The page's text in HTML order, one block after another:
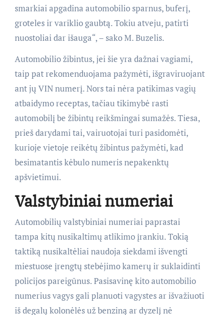
smarkiai apgadina automobilio sparnus, buferį,
groteles ir variklio gaubtą. Tokiu atveju, patirti
nuostoliai dar išauga“, – sako M. Buzelis.
Automobilio žibintus, jei šie yra dažnai vagiami,
taip pat rekomenduojama pažymėti, išgraviruojant
ant jų VIN numerį. Nors tai nėra patikimas vagių
atbaidymo receptas, tačiau tikimybė rasti
automobilį be žibintų reikšmingai sumažės. Tiesa,
prieš darydami tai, vairuotojai turi pasidomėti,
kurioje vietoje reikėtų žibintus pažymėti, kad
besimatantis kėbulo numeris nepakenktų
apšvietimui.
Valstybiniai numeriai
Automobilių valstybiniai numeriai paprastai
tampa kitų nusikaltimų atlikimo įrankiu. Tokią
taktiką nusikaltėliai naudoja siekdami išvengti
miestuose įrengtų stebėjimo kamerų ir suklaidinti
policijos pareigūnus. Pasisavinę kito automobilio
numerius vagys gali planuoti vagystes ar išvažiuoti
iš degalų kolonėlės už benziną ar dyzelį nė